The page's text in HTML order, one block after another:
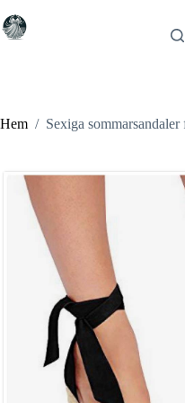
till
innehåll
Hem / Sexiga